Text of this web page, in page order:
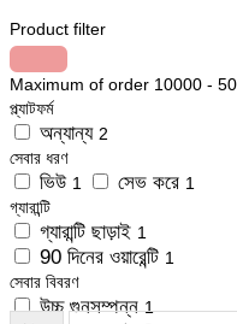
প্ল্যাটফর্ম
অন্যান্য
সেবার ধরণ
ভিউ
গ্যারান্টি
গ্যারান্টি ছাড়াই
90 দিনের ওয়ারেন্টি
সেবার বিবরণ
উচ্চ গুনসম্পন্ন
টুইচ
- দর্শক [বিক্রয় 59% |